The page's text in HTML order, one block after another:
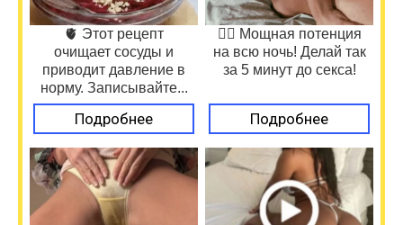
🫀 Этот рецепт
очищает сосуды и
приводит давление в
норму. Записывайте...
Подробнее
❤️‍🔥 Мощная потенция
на всю ночь! Делай так
за 5 минут до секса!
Подробнее